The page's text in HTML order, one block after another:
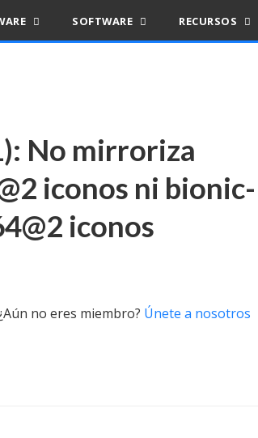
SOFTWARE RECURSOS
No mirroriza
iconos ni bionic-
iconos
no eres miembro? Únete a nosotros